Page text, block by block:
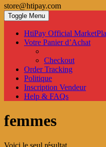
store@htipay.com
Toggle Menu
HtiPay Official
Votre Panier d’Achat
Checkout
Order Tracking
Politique
Inscription Vendeur
Help & FAQs
femmes
Voici le seul résultat